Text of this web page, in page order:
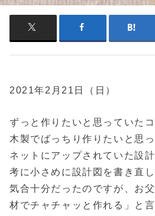
2021年2月21日（日）
ずっと作りたいと思っていたコ
木製でばっちり作りたいと思
ネットにアップされていた設
考に小さめに設計図を書き直し
気合十分だったのですが、お
材でチャチャッと作れる」と